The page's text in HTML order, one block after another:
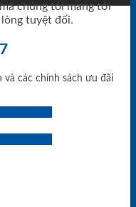
chúng tôi mang tới
lòng tuyệt đối.
và các chính sách ưu đãi